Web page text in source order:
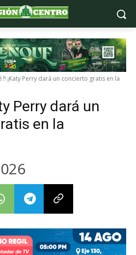
¡Katy Perry dará un concierto gratis en la
Perry dará un
en la